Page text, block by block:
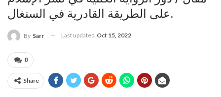
على الطريقة القادرية في السنغال.
By Sarr Last updated Oct 15, 2022
0
Share